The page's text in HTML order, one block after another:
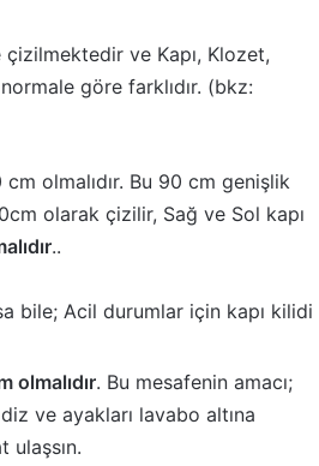
ve Kapı, Klozet,
göre farklıdır. (bkz:
olmalıdır. Bu 90 cm genişlik
olarak çizilir, Sağ ve Sol kapı
..
bile; Acil durumlar için kapı kilidi
olmalıdır. Bu mesafenin amacı;
ve ayakları lavabo altına
ulaşsın.